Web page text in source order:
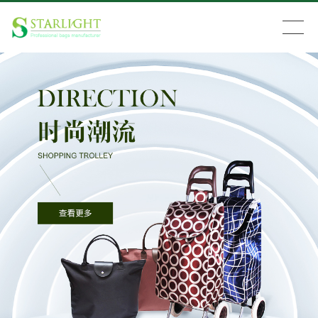
首页
产品中心
关于我们
留言反馈
联系我们